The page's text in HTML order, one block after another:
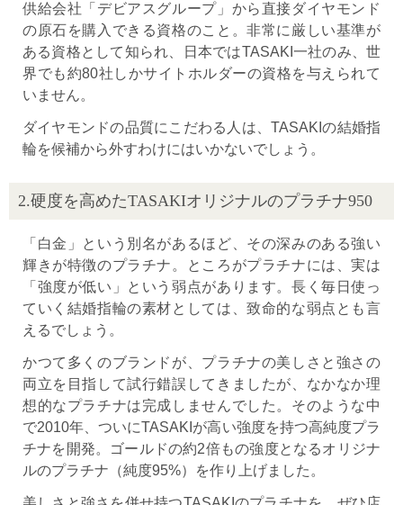
供給会社「デビアスグループ」から直接ダイヤモンド
の原石を購入できる資格のこと。非常に厳しい基準が
ある資格として知られ、日本ではTASAKI一社のみ、世
界でも約80社しかサイトホルダーの資格を与えられて
いません。
ダイヤモンドの品質にこだわる人は、TASAKIの結婚指
輪を候補から外すわけにはいかないでしょう。
2.硬度を高めたTASAKIオリジナルのプラチナ950
「白金」という別名があるほど、その深みのある強い
輝きが特徴のプラチナ。ところがプラチナには、実は
「強度が低い」という弱点があります。長く毎日使っ
ていく結婚指輪の素材としては、致命的な弱点とも言
えるでしょう。
かつて多くのブランドが、プラチナの美しさと強さの
両立を目指して試行錯誤してきましたが、なかなか理
想的なプラチナは完成しませんでした。そのような中
で2010年、ついにTASAKIが高い強度を持つ高純度プラ
チナを開発。ゴールドの約2倍もの強度となるオリジナ
ルのプラチナ（純度95%）を作り上げました。